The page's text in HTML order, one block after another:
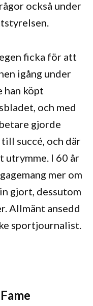
också under
ficka för att
igång under
han köpt
och med
gjorde
succé, och där
I 60 år
mer om
gjort, dessutom
Allmänt ansedd
sportjournalist.